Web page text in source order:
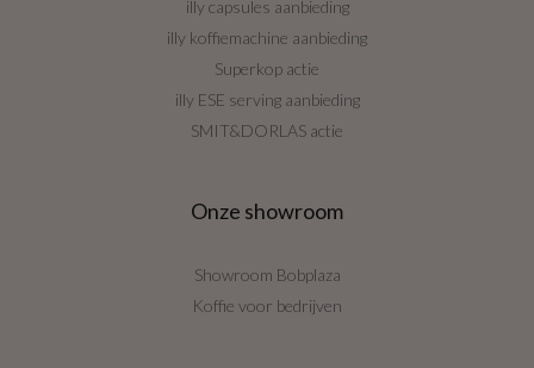
illy capsules aanbieding
illy koffiemachine aanbieding
Superkop actie
illy ESE serving aanbieding
SMIT&DORLAS actie
Onze showroom
Showroom Bobplaza
Koffie voor bedrijven